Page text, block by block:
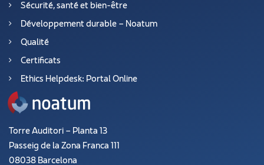
Sécurité, santé et bien-être
Développement durable – Noatum
Qualité
Certificats
Ethics Helpdesk: Portal Online
Torre Auditori – Planta 13
Passeig de la Zona Franca 111
08038 Barcelona